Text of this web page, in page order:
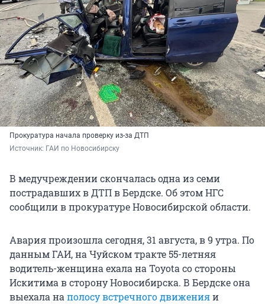
Прокуратура начала проверку из-за ДТП
Источник: ГАИ по Новосибирску
В медучреждении скончалась одна из семи
пострадавших в ДТП в Бердске. Об этом НГС
сообщили в прокуратуре Новосибирской области.
Авария произошла сегодня, 31 августа, в 9 утра. По
данным ГАИ, на Чуйском тракте 55-летняя
водитель-женщина ехала на Toyota со стороны
Искитима в сторону Новосибирска. В Бердске она
выехала на полосу встречного движенияи